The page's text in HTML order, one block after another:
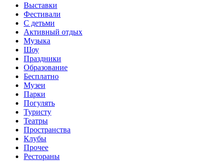
Выставки
Фестивали
С детьми
Активный отдых
Музыка
Шоу
Праздники
Образование
Бесплатно
Музеи
Парки
Погулять
Туристу
Театры
Пространства
Клубы
Прочее
Рестораны